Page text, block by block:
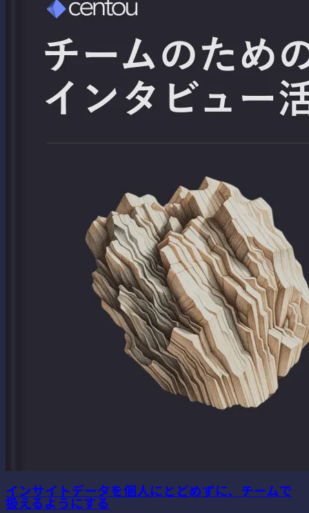
インサイトデータを個人にとどめずに、チームで
扱えるようにする